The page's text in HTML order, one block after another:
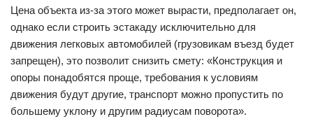
Цена объекта из-за этого может вырасти, предполагает он,
однако если строить эстакаду исключительно для
движения легковых автомобилей (грузовикам въезд будет
запрещен), это позволит снизить смету: «Конструкция и
опоры понадобятся проще, требования к условиям
движения будут другие, транспорт можно пропустить по
большему уклону и другим радиусам поворота».